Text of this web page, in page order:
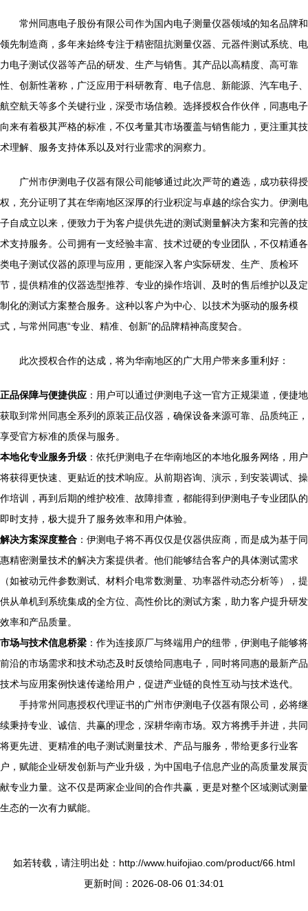
常州同惠电子股份有限公司作为国内电子测量仪器领域的知名品牌和
领先制造商，多年来始终专注于精密阻抗测量仪器、元器件测试系统、电
力电子测试仪器等产品的研发、生产与销售。其产品以高精度、高可靠
性、创新性著称，广泛应用于科研教育、电子信息、新能源、汽车电子、
航空航天等多个关键行业，深受市场信赖。选择授权合作伙伴，同惠电子
向来有着极其严格的标准，不仅考量其市场覆盖与销售能力，更注重其技
术理解、服务支持体系以及对行业需求的洞察力。
广州市伊测电子仪器有限公司能够通过此次严苛的遴选，成功获得授
权，充分证明了其在华南地区深厚的行业积淀与卓越的综合实力。伊测电
子自成立以来，便致力于为客户提供先进的测试测量解决方案和完善的技
术支持服务。公司拥有一支经验丰富、技术过硬的专业团队，不仅精通各
类电子测试仪器的原理与应用，更能深入客户实际研发、生产、质检环
节，提供精准的仪器选型推荐、专业的操作培训、及时的售后维护以及定
制化的测试方案整合服务。这种以客户为中心、以技术为驱动的服务模
式，与常州同惠“专业、精准、创新”的品牌精神高度契合。
此次授权合作的达成，将为华南地区的广大用户带来多重利好：
正品保障与便捷供应 ：用户可以通过伊测电子这一官方正规渠道，便捷地
获取到常州同惠全系列的原装正品仪器，确保设备来源可靠、品质纯正，
享受官方标准的质保与服务。
本地化专业服务升级 ：依托伊测电子在华南地区的本地化服务网络，用户
将获得更快速、更贴近的技术响应。从前期咨询、演示，到安装调试、操
作培训，再到后期的维护校准、故障排查，都能得到伊测电子专业团队的
即时支持，极大提升了服务效率和用户体验。
解决方案深度整合 ：伊测电子将不再仅仅是仪器供应商，而是成为基于同
惠精密测量技术的解决方案提供者。他们能够结合客户的具体测试需求
（如被动元件参数测试、材料介电常数测量、功率器件动态分析等），提
供从单机到系统集成的全方位、高性价比的测试方案，助力客户提升研发
效率和产品质量。
市场与技术信息桥梁 ：作为连接原厂与终端用户的纽带，伊测电子能够将
前沿的市场需求和技术动态及时反馈给同惠电子，同时将同惠的最新产品
技术与应用案例快速传递给用户，促进产业链的良性互动与技术迭代。
手持常州同惠授权代理证书的广州市伊测电子仪器有限公司，必将继
续秉持专业、诚信、共赢的理念，深耕华南市场。双方将携手并进，共同
将更先进、更精准的电子测试测量技术、产品与服务，带给更多行业客
户，赋能企业研发创新与产业升级，为中国电子信息产业的高质量发展贡
献专业力量。这不仅是两家企业间的合作共赢，更是对整个区域测试测量
生态的一次有力赋能。
如若转载，请注明出处：http://www.huifojiao.com/product/66.html
更新时间：2026-08-06 01:34:01